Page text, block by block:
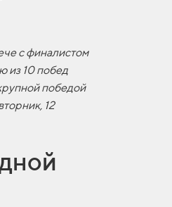
с финалистом
из 10 побед
победой
12